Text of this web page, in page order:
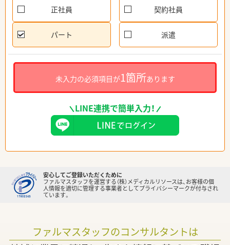
正社員 契約社員
パート 派遣
未入力の必須項目が1箇所あります
LINE連携で簡単入力！
安心してご登録いただくために
ファルマスタッフを運営する（株）メディカルリソースは、お客様の個
人情報を適切に管理する事業者としてプライバシーマークが付与され
ています。
ファルマスタッフのコンサルタントは